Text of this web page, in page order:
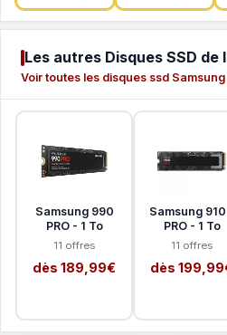
Les autres Disques SSD de
Voir toutes les disques ssd
Samsung 990
PRO - 1 To
11 offres
dès 189,99€
Samsung
PRO - 1 To
11 offres
dès